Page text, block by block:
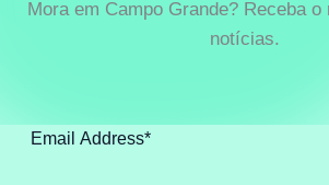
Mora em Campo Grande? Receba
notícias.